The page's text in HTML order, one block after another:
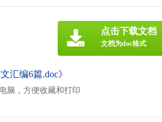
汇编6篇.doc》
脑，方便收藏和打印
点击下载文档
文档为doc格式